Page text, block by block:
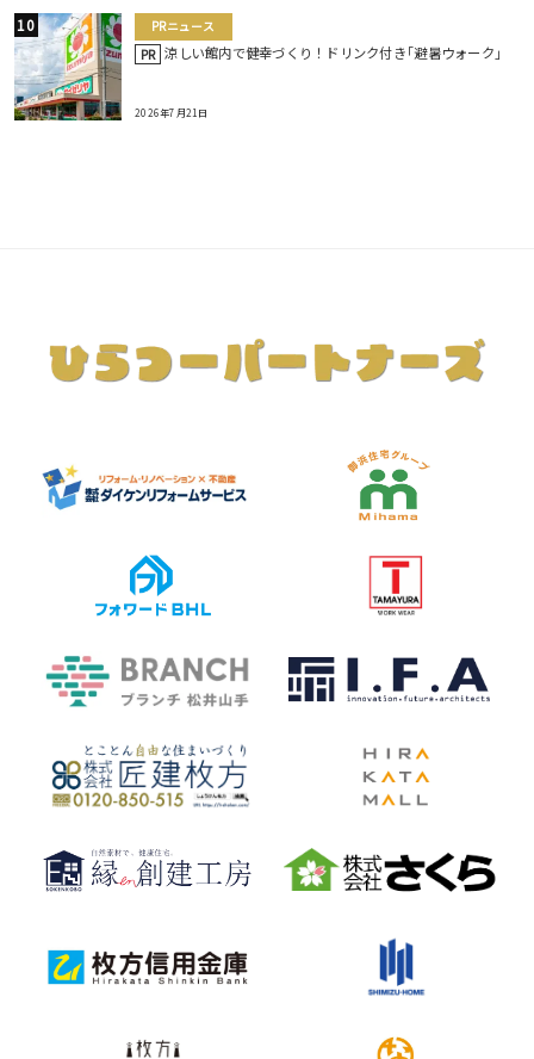
PRニュース
PR 涼しい館内で健幸づくり！ドリンク付き｢避暑ウォーク｣
2026年7月21日